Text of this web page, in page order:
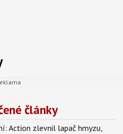
články
Action zlevnil lapač hmyzu,